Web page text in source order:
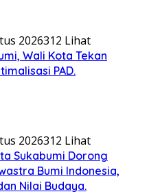
2026312 Lihat
Wali Kota Tekan
PAD.
2026312 Lihat
Sukabumi Dorong
Bumi Indonesia,
Nilai Budaya.